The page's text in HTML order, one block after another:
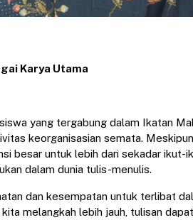
Karya Utama
yang tergabung dalam Ikatan
keorganisasian semata.
besar untuk lebih dari sekadar ikut-
dalam dunia tulis-menulis.
dan kesempatan untuk terlibat
melangkah lebih jauh, tulisan